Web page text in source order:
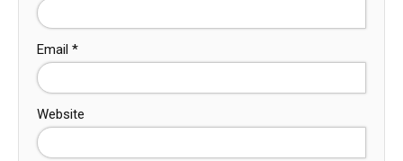
Email *
Website